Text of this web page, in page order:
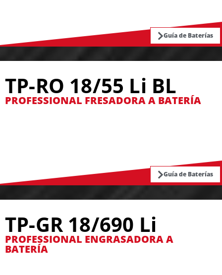
Guía de Baterías
TP-RO 18/55 Li BL
PROFESSIONAL FRESADORA A BATERÍA
Guía de Baterías
TP-GR 18/690 Li
PROFESSIONAL ENGRASADORA A
BATERÍA